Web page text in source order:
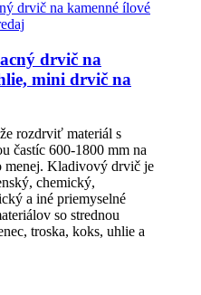
drvič na
mini drvič na
rozdrviť materiál s
častíc 600-1800 mm na
menej. Kladivový drvič je
chemický,
a iné priemyselné
so strednou
troska, koks, uhlie a